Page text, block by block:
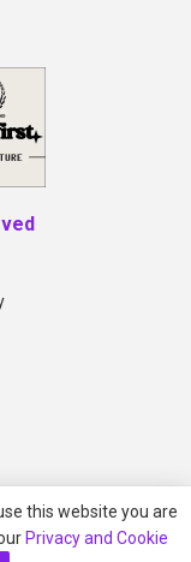
this website you are
Privacy and Cookie